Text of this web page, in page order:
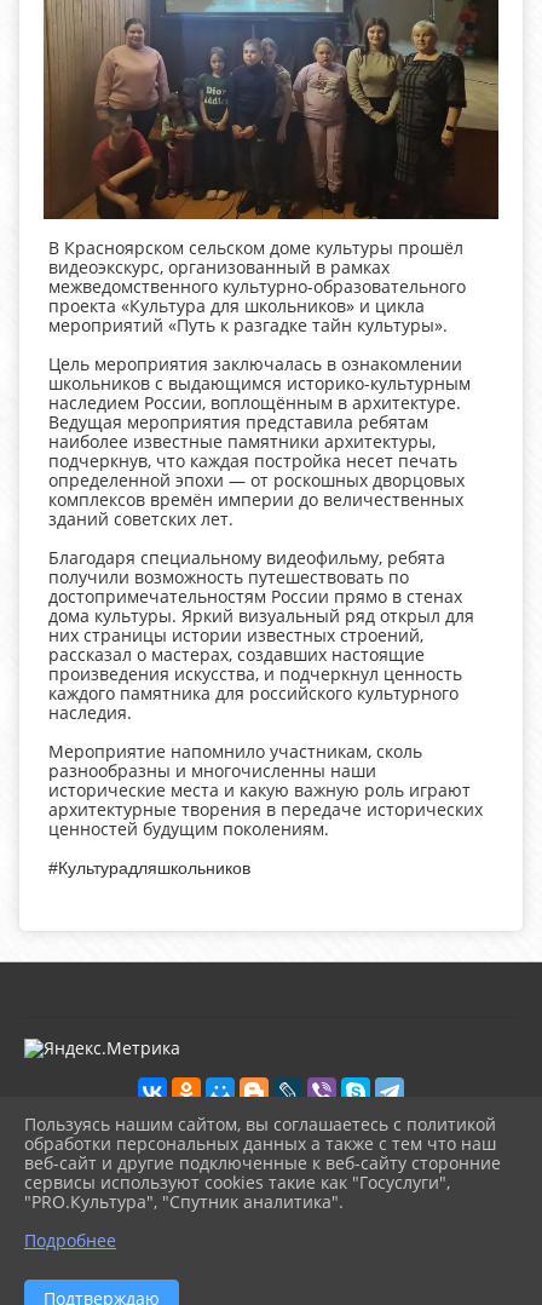
В Красноярском сельском доме культуры прошёл
видеоэкскурс, организованный в рамках
межведомственного культурно-образовательного
проекта «Культура для школьников» и цикла
мероприятий «Путь к разгадке тайн культуры».
Цель мероприятия заключалась в ознакомлении
школьников с выдающимся историко-культурным
наследием России, воплощённым в архитектуре.
Ведущая мероприятия представила ребятам
наиболее известные памятники архитектуры,
подчеркнув, что каждая постройка несет печать
определенной эпохи — от роскошных дворцовых
комплексов времён империи до величественных
зданий советских лет.
Благодаря специальному видеофильму, ребята
получили возможность путешествовать по
достопримечательностям России прямо в стенах
дома культуры. Яркий визуальный ряд открыл для
них страницы истории известных строений,
рассказал о мастерах, создавших настоящие
произведения искусства, и подчеркнул ценность
каждого памятника для российского культурного
наследия.
Мероприятие напомнило участникам, сколь
разнообразны и многочисленны наши
исторические места и какую важную роль играют
архитектурные творения в передаче исторических
ценностей будущим поколениям.
#Культурадляшкольников
2026 г. kultura-uvat.ru
Вход
Карта сайта
Политика обработки персональных данных
Сделано на KubCMS
Разработка и поддержка
Пользуясь нашим сайтом, вы соглашаетесь с политикой
обработки персональных данных а также с тем что наш
веб-сайт и другие подключенные к веб-сайту сторонние
сервисы используют cookies такие как "Госуслуги",
"PRO.Культура", "Спутник аналитика".
Подробнее
Подтверждаю